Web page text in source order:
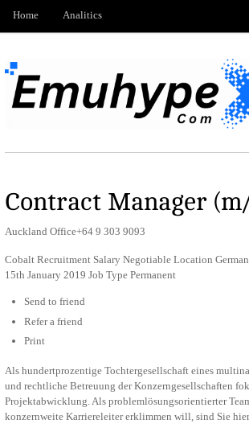
Home Analitics
Contract Manager
Auckland Office+64 9 303 9093
Cobalt Recruitment Salary Negotiable Location
15th January 2019 Job Type Permanent
Send to friend
Refer a friend
Print
Als hundertprozentige Tochtergesellschaft eines
und rechtliche Betreuung der Konzerngesellschaften
Projektabwicklung. Als problemlösungsorientierter
konzernweite Karriereleiter erklimmen will, sind Sie